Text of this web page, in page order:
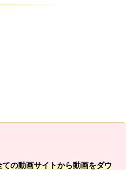
の動画サイトから動画をダウ